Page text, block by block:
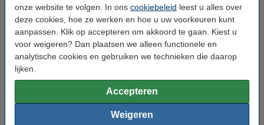
onze website te volgen. In ons cookiebeleid leest u alles over
deze cookies, hoe ze werken en hoe u uw voorkeuren kunt
aanpassen. Klik op accepteren om akkoord te gaan. Kiest u
voor weigeren? Dan plaatsen we alleen functionele en
analytische cookies en gebruiken we technieken die daarop
lijken.
Accepteren
Weigeren
Direct meebestellen
3D print nabewerking set
3DLAC hechtspray (400 ml)
Magigoo Pro Flex lijmstift voor flexibel filament